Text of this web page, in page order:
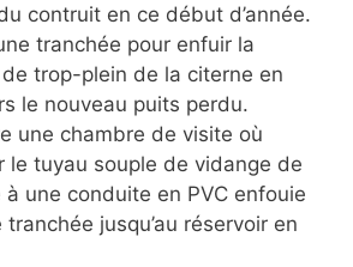
contruit en ce début d’année.
tranchée pour enfuir la
trop-plein de la citerne en
le nouveau puits perdu.
une chambre de visite où
le tuyau souple de vidange de
à une conduite en PVC enfouie
tranchée jusqu’au réservoir en